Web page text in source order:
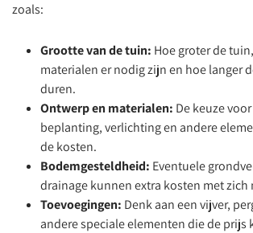
zoals:
Grootte van de tuin: Hoe groter de
materialen er nodig zijn en hoe langer
duren.
Ontwerp en materialen: De keuze
beplanting, verlichting en andere
de kosten.
Bodemgesteldheid: Eventuele
drainage kunnen extra kosten met zich
Toevoegingen: Denk aan een vijver,
andere speciale elementen die de prijs